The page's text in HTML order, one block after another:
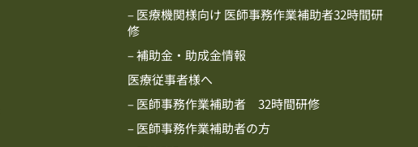
– 医療機関様向け 医師事務作業補助者32時間研
修
– 補助金・助成金情報
医療従事者様へ
– 医師事務作業補助者 32時間研修
– 医師事務作業補助者の方